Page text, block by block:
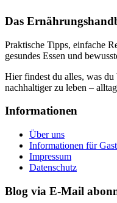
Das
Praktische Tipps, einfache
gesundes Essen und
Hier findest du alles, was du
nachhaltiger zu leben –
Informationen
Über uns
Informationen für
Impressum
Datenschutz
Blog via E-Mail